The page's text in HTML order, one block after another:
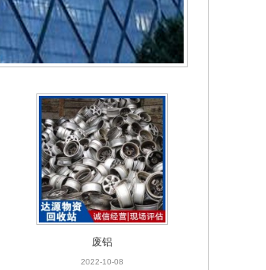
废铝
2022-10-08